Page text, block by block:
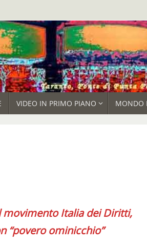
VIDEO IN PRIMO PIANO MONDO
movimento Italia dei Diritti,
“povero ominicchio”